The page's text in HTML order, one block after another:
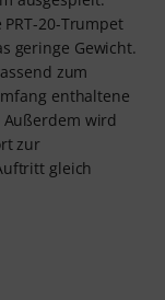
20-Trumpet
geringe Gewicht.
zum
enthaltene
Außerdem wird
zur
gleich